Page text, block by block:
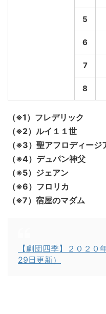
5
6
7
8
（※1）フレデリック
（※2）ルイ１１世
（※3）聖アフロディージ
（※4）デュパン神父
（※5）ジェアン
（※6）フロリカ
（※7）宿屋のマダム
【劇団四季】２０２
29日更新）